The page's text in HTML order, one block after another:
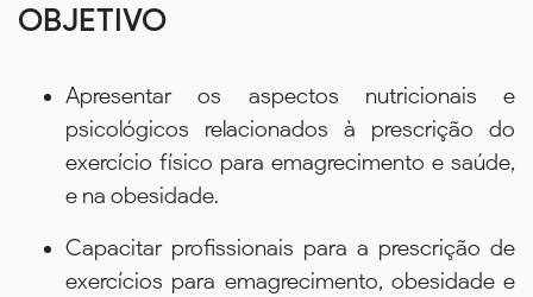
OBJETIVO
Apresentar os aspectos nutricionais e
psicológicos relacionados à prescrição do
exercício físico para emagrecimento e saúde,
e na obesidade.
Capacitar profissionais para a prescrição de
exercícios para emagrecimento, obesidade e